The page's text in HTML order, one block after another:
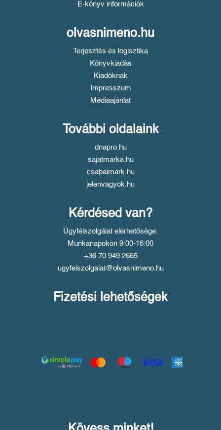
E-könyv információk
olvasnimeno.hu
Terjesztés és logisztika
Könyvkiadás
Kiadóknak
Impresszum
Médiaajánlat
További oldalaink
dnapro.hu
sajatmarka.hu
csabaimark.hu
jelenvagyok.hu
Kérdésed van?
Ügyfélszolgálat elérhetősége:
Munkanapokon 9:00-16:00
+36 70 949 2665
ugyfelszolgalat@olvasnimeno.hu
Fizetési lehetőségek